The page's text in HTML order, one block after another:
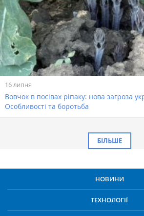
16 липня
Вовчок в посівах ріпаку: нова загроза
Особливості та боротьба
БІЛЬШЕ
НОВИНИ
ТЕХНОЛОГІЇ